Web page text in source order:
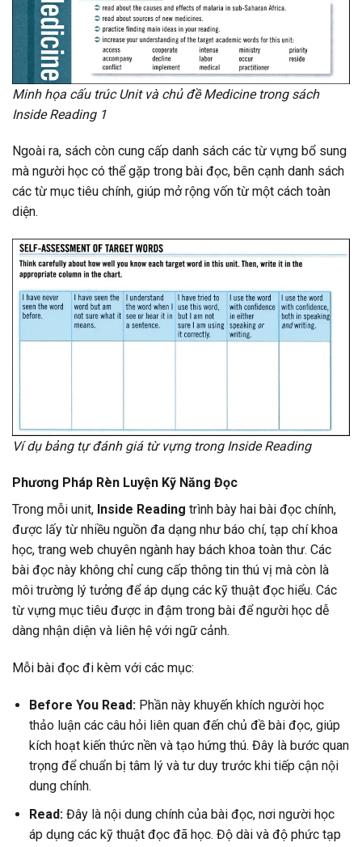
Minh họa cấu trúc Unit và chủ đề Medicine trong sách
Inside Reading 1
Ngoài ra, sách còn cung cấp danh sách các từ vựng bổ sung
mà người học có thể gặp trong bài đọc, bên cạnh danh sách
các từ mục tiêu chính, giúp mở rộng vốn từ một cách toàn
diện.
Ví dụ bảng tự đánh giá từ vựng trong Inside Reading
Phương Pháp Rèn Luyện Kỹ Năng Đọc
Trong mỗi unit, Inside Reading trình bày hai bài đọc chính,
được lấy từ nhiều nguồn đa dạng như báo chí, tạp chí khoa
học, trang web chuyên ngành hay bách khoa toàn thư. Các
bài đọc này không chỉ cung cấp thông tin thú vị mà còn là
môi trường lý tưởng để áp dụng các kỹ thuật đọc hiểu. Các
từ vựng mục tiêu được in đậm trong bài để người học dễ
dàng nhận diện và liên hệ với ngữ cảnh.
Mỗi bài đọc đi kèm với các mục:
Before You Read:Phần này khuyến khích người học
thảo luận các câu hỏi liên quan đến chủ đề bài đọc, giúp
kích hoạt kiến thức nền và tạo hứng thú. Đây là bước quan
trọng để chuẩn bị tâm lý và tư duy trước khi tiếp cận nội
dung chính.
Read:Đây là nội dung chính của bài đọc, nơi người học
áp dụng các kỹ thuật đọc đã học. Độ dài và độ phức tạp